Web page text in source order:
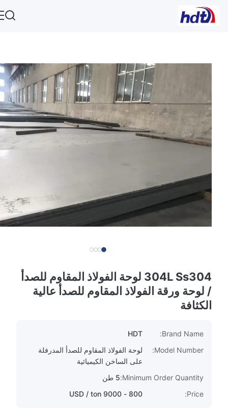
304L Ss304 لوحة الفولاذ المقاوم للصدأ
/ لوحة ورقة الفولاذ المقاوم للصدأ عالية
الكثافة
Brand Name:
Model Number:
لوحة الفولاذ المقاوم للصدأ المدرفلة
على الساخن الكيميائية
Minimum Order Quantity: 5 طن
Price: